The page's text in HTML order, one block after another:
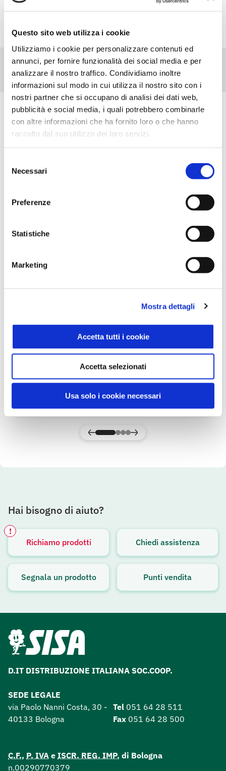
Questo sito web utilizza i cookie
Utilizziamo i cookie per personalizzare contenuti ed
annunci, per fornire funzionalità dei social media e per
analizzare il nostro traffico. Condividiamo inoltre
informazioni sul modo in cui utilizza il nostro sito con i
nostri partner che si occupano di analisi dei dati web,
pubblicità e social media, i quali potrebbero combinarle
con altre informazioni che ha fornito loro o che hanno
raccolto dal suo utilizzo dei loro servizi.
delNecessari
Preferenze
Statistiche
Marketing
Mostra dettagli
Accetta tutti i cookie
Accetta selezionati
Usa solo i cookie necessari
Scopri tutti i prodotti correlati
Pancetta Arrotolata 70 g
Hai bisogno di aiuto?
Richiamo prodotti
!
Avviso attivo
Chiedi assistenza
Segnala un prodotto Punti vendita
D.IT DISTRIBUZIONE ITALIANA SOC.COOP.
SEDE LEGALE
via Paolo Nanni Costa, 30 -
40133 Bologna
Tel 051 64 28 511
Fax 051 64 28 500
C.F., P. IVA e ISCR. REG. IMP. di Bologna
n.00290770379